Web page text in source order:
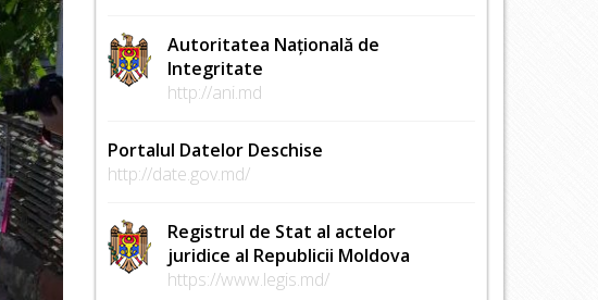
Autoritatea Națională de
Integritate
http://ani.md
Portalul Datelor Deschise
http://date.gov.md/
Registrul de Stat al actelor
juridice al Republicii Moldova
https://www.legis.md/